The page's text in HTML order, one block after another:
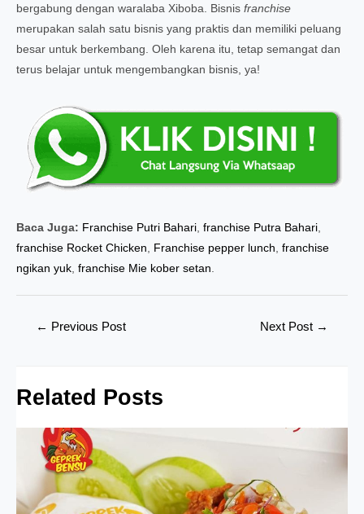
bergabung dengan waralaba Xiboba. Bisnis franchise
merupakan salah satu bisnis yang praktis dan memiliki peluang
besar untuk berkembang. Oleh karena itu, tetap semangat dan
terus belajar untuk mengembangkan bisnis, ya!
Baca Juga: Franchise Putri Bahari franchise Putra Bahari
franchise Rocket Chicken
Franchise pepper lunch franchise
ngikan yuk franchise Mie kober setan
← Previous Post Next Post →
Related Posts